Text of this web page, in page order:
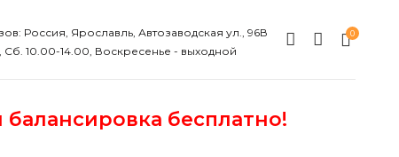
Россия, Ярославль, Автозаводская ул., 96В
Сб. 10.00-14.00, Воскресенье - выходной
0
бесплатно!